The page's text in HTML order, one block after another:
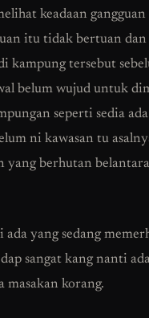
keadaan gangguan
itu tidak bertuan
kampung tersebut
belum wujud untuk
seperti sedia
ni kawasan tu
yang berhutan
ada yang sedang
sangat kang nanti
masakan korang.